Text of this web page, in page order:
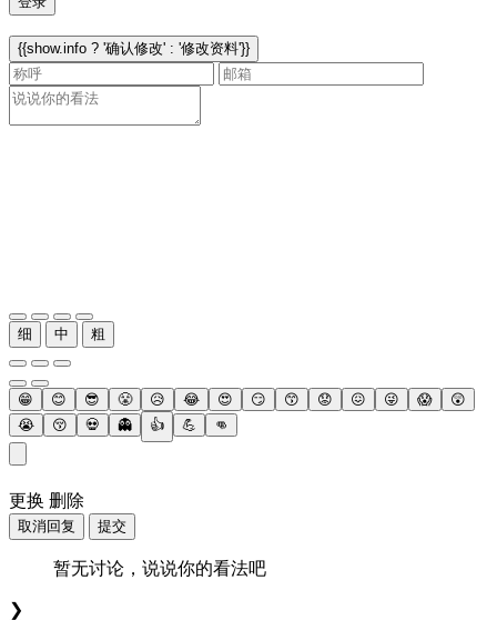
{{show.info ? '确认修改' : '修改资料'}}
细 中 粗
😁 😊 😎 😤 😥 😂 😍 😏 😙 😟 😖 😜 😱
😲
😭
😚 💀 👻 👍 💪 👊
更换 删除
取消回复 提交
暂无讨论，说说你的看法吧
❯